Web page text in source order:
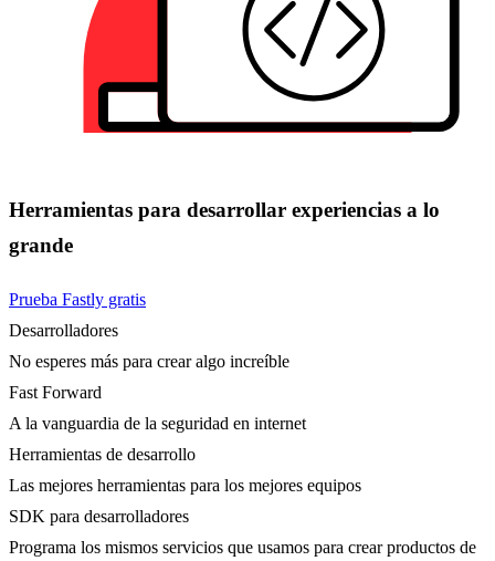
Herramientas para desarrollar experiencias a lo
grande
Prueba Fastly gratis
Desarrolladores
No esperes más para crear algo increíble
Fast Forward
A la vanguardia de la seguridad en internet
Herramientas de desarrollo
Las mejores herramientas para los mejores equipos
SDK para desarrolladores
Programa los mismos servicios que usamos para crear productos de